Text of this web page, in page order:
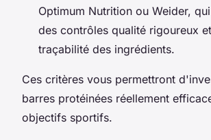
Optimum Nutrition ou Weider,
des contrôles qualité rigoureux
traçabilité des ingrédients.
Ces critères vous permettront
barres protéinées réellement
objectifs sportifs.